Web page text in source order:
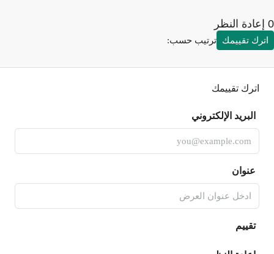
ترتيب حسب: تقييمك
اترك تقييمك
البريد الإلكتروني
عنوان
تقييم